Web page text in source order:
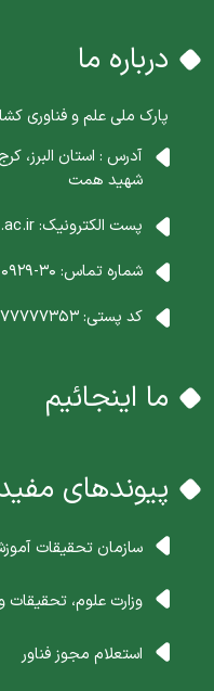
درباره ما
پارک ملی علم و فناوری
شهید همت
پست الکترونیک:
شماره تماس: 30-02636710929
کد پستی:
ما اینجائیم
پیوندهای
سازمان تحقیقات
وزارت علوم، تحقیقات
استعلام مجوز فناور